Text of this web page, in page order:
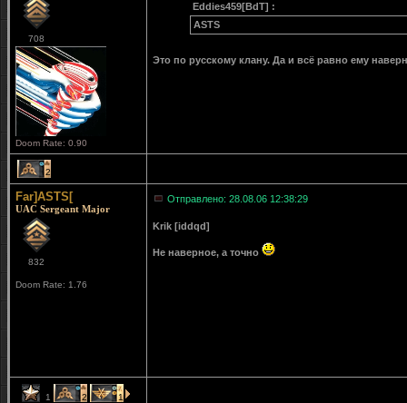
708
Doom Rate: 0.90
Eddies459[BdT] :
ASTS
Это по русскому клану. Да и всё равно ему
2
Far]ASTS[
UAC Sergeant Major
832
Doom Rate: 1.76
Отправлено: 28.08.06 12:38:29
Krik [iddqd]
Не наверное, а точно
1 2 1